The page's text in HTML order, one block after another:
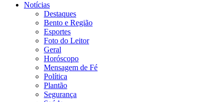
Notícias
Destaques
Bento e Região
Esportes
Foto do Leitor
Geral
Horóscopo
Mensagem de Fé
Política
Plantão
Segurança